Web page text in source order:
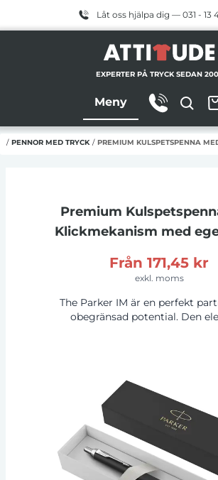
Låt oss hjälpa dig — 031 - 13
EXPERTER PÅ TRYCK SEDAN
Meny
/ PENNOR MED TRYCK / PREMIUM KULSPETSPENNA
Premium
Klickmekanism med
Från 171,45 kr
exkl. moms
The Parker IM är en perfekt
obegränsad potential. Den
skrivinstrumentet, både för
Kulspetsen dras in med ett
exceptionellt smidig och
skrivupplevelse. För användning
kulspets- och gelbläckrefiller.
patron och en Parker-